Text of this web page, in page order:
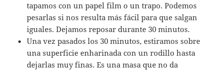
tapamos con un papel film o un trapo. Podemos
pesarlas si nos resulta más fácil para que salgan
iguales. Dejamos reposar durante 30 minutos.
Una vez pasados los 30 minutos, estiramos sobre
una superficie enharinada con un rodillo hasta
dejarlas muy finas. Es una masa que no da